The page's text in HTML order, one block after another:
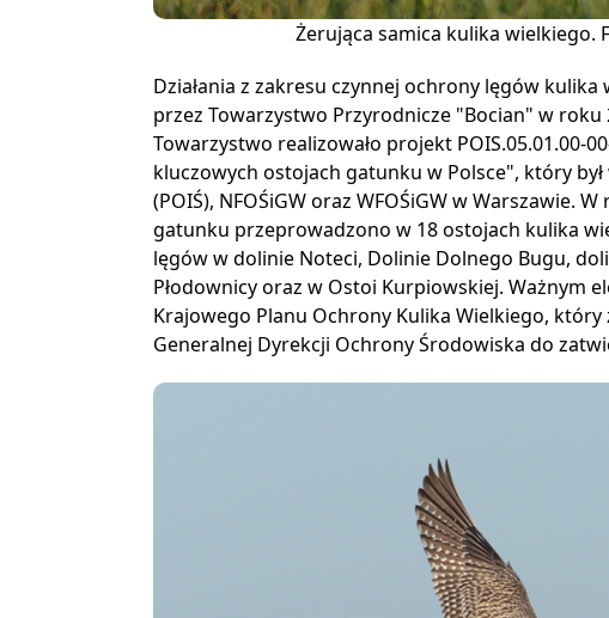
Żerująca samica kulika wielkiego.
Działania z zakresu czynnej ochrony lęgów
przez Towarzystwo Przyrodnicze "Bocian" w roku
Towarzystwo realizowało projekt POIS.05.01.00-
kluczowych ostojach gatunku w Polsce", który
(POIŚ), NFOŚiGW oraz WFOŚiGW w Warszawie.
gatunku przeprowadzono w 18 ostojach kulika
lęgów w dolinie Noteci, Dolinie Dolnego Bugu,
Płodownicy oraz w Ostoi Kurpiowskiej. Ważnym
Krajowego Planu Ochrony Kulika Wielkiego, który
Generalnej Dyrekcji Ochrony Środowiska do